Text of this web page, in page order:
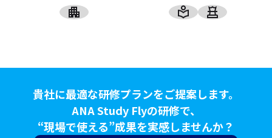
貴社に最適な研修プランをご提案します。
ANA Study Flyの研修で、
“現場で使える”成果を実感しませんか？